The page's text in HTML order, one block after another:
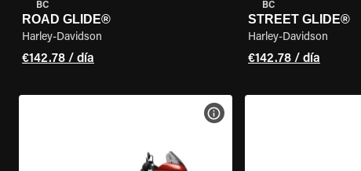
BC
ROAD GLIDE®
Harley-Davidson
€142.78 / día
BC
STREET GLIDE®
Harley-Davidson
€142.78 / día
VER ESPECIFICACIONES DE